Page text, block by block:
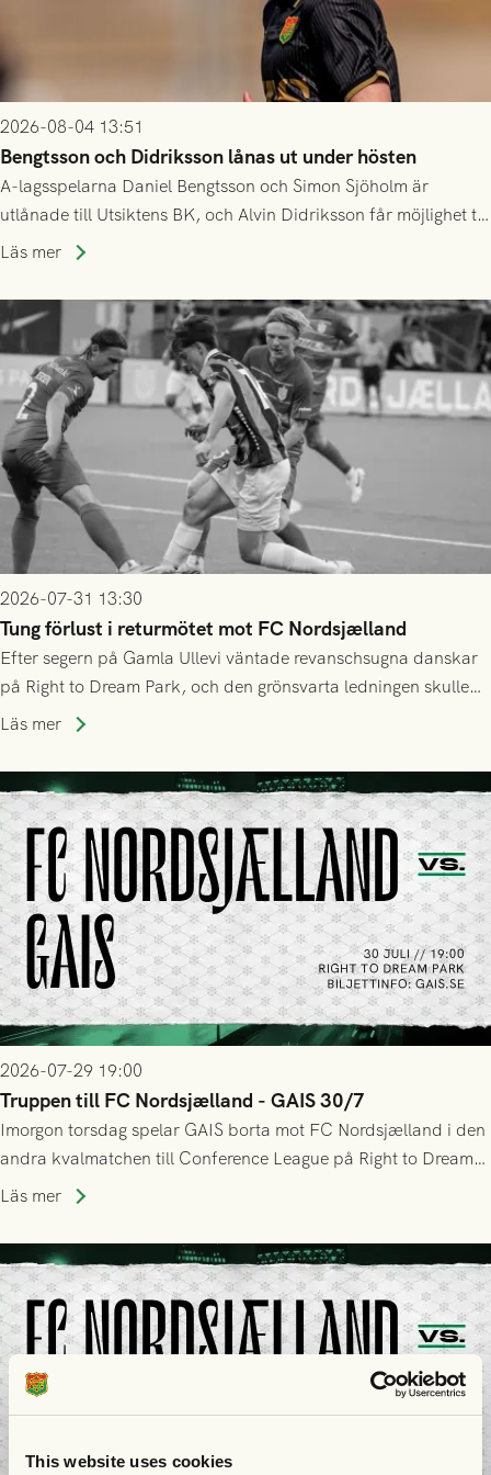
This website uses cookies
2026-08-04 13:51
Bengtsson och Didriksson lånas ut under hösten
A-lagsspelarna Daniel Bengtsson och Simon Sjöholm är
utlånade till Utsiktens BK, och Alvin Didriksson får möjlighet till
speltid i Hestrafors genom föreningssamarbete.
Läs mer
2026-07-31 13:30
Tung förlust i returmötet mot FC Nordsjælland
Efter segern på Gamla Ullevi väntade revanschsugna danskar
på Right to Dream Park, och den grönsvarta ledningen skulle
upphöra efter mindre än kvarten spelad. På lika mark visade
tennissiffror och det grönsvarta europaäventyret tog slut.
Läs mer
2026-07-29 19:00
Truppen till FC Nordsjælland - GAIS 30/7
Imorgon torsdag spelar GAIS borta mot FC Nordsjælland i den
andra kvalmatchen till Conference League på Right to Dream
Park! Fredrik Holmberg och ledarstaben har tagit ut följande
Läs mer